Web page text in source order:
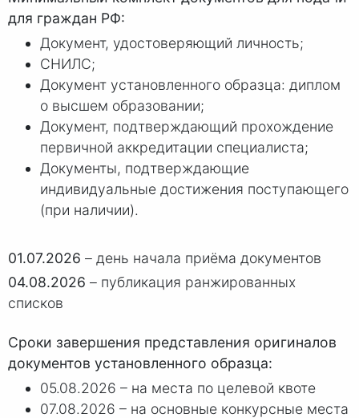
для граждан РФ:
Документ, удостоверяющий личность;
СНИЛС;
Документ установленного образца: диплом
о высшем образовании;
Документ, подтверждающий прохождение
первичной аккредитации специалиста;
Документы, подтверждающие
индивидуальные достижения поступающего
(при наличии).
01.07.2026 – день начала приёма документов
04.08.2026 – публикация ранжированных
списков
Сроки завершения представления оригиналов
документов установленного образца:
05.08.2026 – на места по целевой квоте
07.08.2026 – на основные конкурсные места